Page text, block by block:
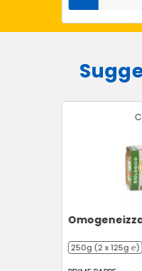
250g (2 x 125g ℮)